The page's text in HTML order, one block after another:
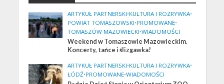
ARTYKUŁ PARTNERSKI•KULTURA I ROZRYWKA•
POWIAT TOMASZOWSKI•PROMOWANE•
TOMASZÓW MAZOWIECKI•WIADOMOŚCI
Weekend w Tomaszowie Mazowieckim.
Koncerty, tańce i ślizgawka!
ARTYKUŁ PARTNERSKI•KULTURA I ROZRYWKA•
ŁÓDŹ•PROMOWANE•WIADOMOŚCI